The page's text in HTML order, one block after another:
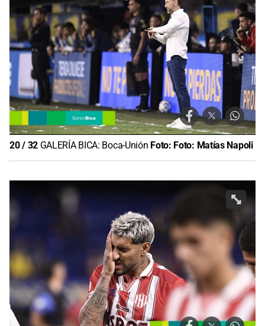
20/ 32 GALERÍA BICA: Boca-Unión Foto: Foto: Matías Napoli